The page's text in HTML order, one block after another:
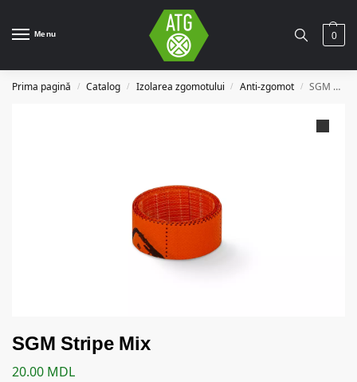
Menu 0
Prima pagină / Catalog / Izolarea zgomotului / Anti-zgomot / SGM Stripe Mix
SGM Stripe Mix
20.00 MDL